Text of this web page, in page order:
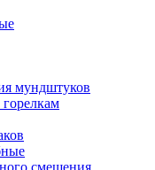
мундштуков
смешения